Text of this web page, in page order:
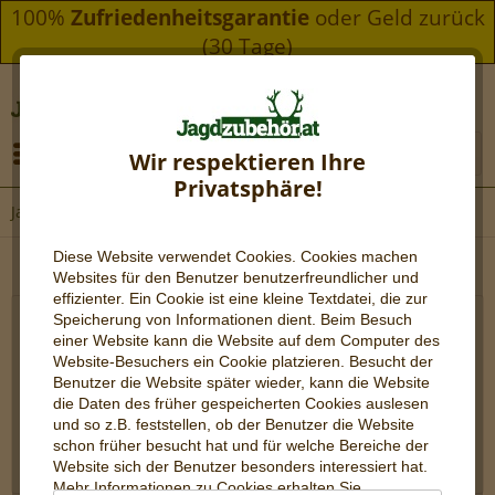
100% Zufriedenheitsgarantie oder Geld zurück
(30 Tage)
Wir respektieren Ihre
Privatsphäre!
Diese Website verwendet Cookies. Cookies machen
Websites für den Benutzer benutzerfreundlicher und
effizienter. Ein Cookie ist eine kleine Textdatei, die zur
Speicherung von Informationen dient. Beim Besuch
einer Website kann die Website auf dem Computer des
Website-Besuchers ein Cookie platzieren. Besucht der
Benutzer die Website später wieder, kann die Website
die Daten des früher gespeicherten Cookies auslesen
und so z.B. feststellen, ob der Benutzer die Website
schon früher besucht hat und für welche Bereiche der
Website sich der Benutzer besonders interessiert hat.
Mehr Informationen zu Cookies erhalten Sie
Jagdarmbrust
Jagdarmbrust und Zubehör - Jagen ohne
Patrone und Gewehr
Hochwertige Jagdarmbrüste von Ravin, Scorpyd,
Steambow und Barnett ✘ Top-Modelle von Scorpyd ,
Barnett , Ravin und Steambow ...mehr erfahren »